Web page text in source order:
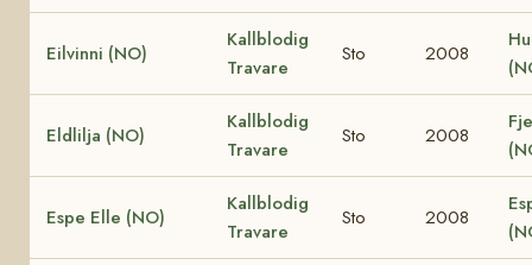
Eilvinni (NO)
Kallblodig
Travare
Sto 2008
Eldlilja (NO)
Kallblodig
Travare
Sto 2008
Espe Elle (NO)
Kallblodig
Travare
Sto 2008